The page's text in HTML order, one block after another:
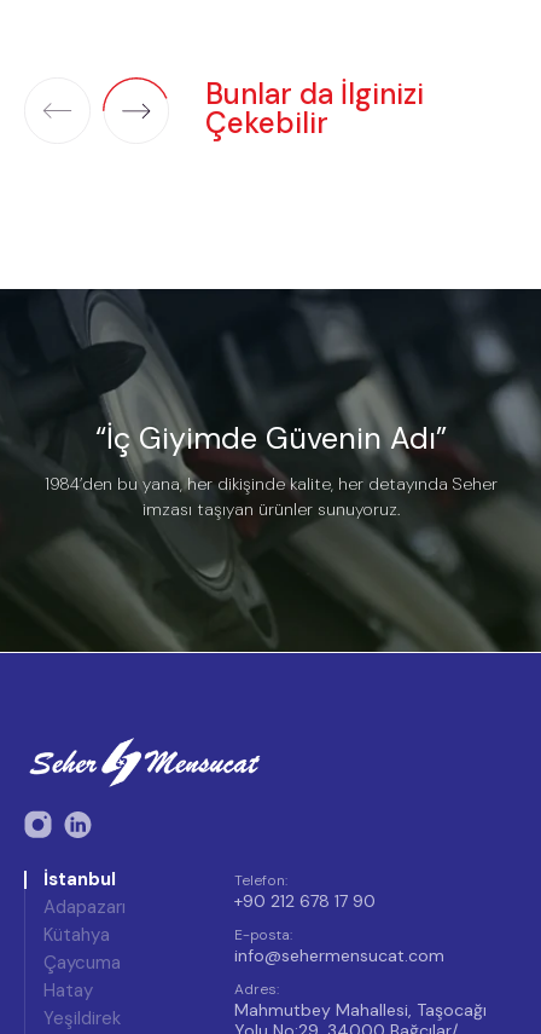
Bunlar da İlginizi
Çekebilir
“İç Giyimde Güvenin Adı”
1984’den bu yana, her dikişinde kalite, her detayında Seher
imzası taşıyan ürünler sunuyoruz.
İstanbul
Adapazarı
Kütahya
Çaycuma
Hatay
Yeşildirek
Telefon:
+90 212 678 17 90
E-posta:
info@sehermensucat.com
Adres:
Mahmutbey Mahallesi, Taşocağı